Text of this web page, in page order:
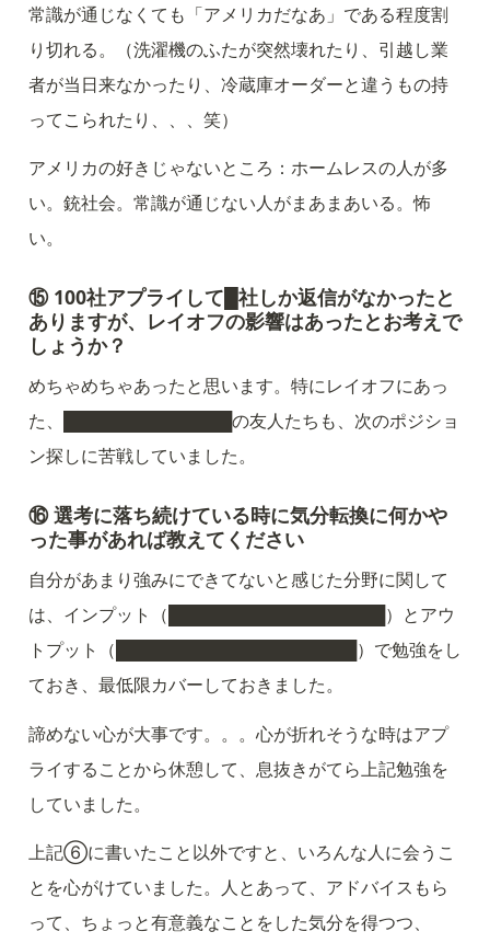
常識が通じなくても「アメリカだなあ」である程度割
り切れる。（洗濯機のふたが突然壊れたり、引越し業
者が当日来なかったり、冷蔵庫オーダーと違うもの持
ってこられたり、、、笑）
アメリカの好きじゃないところ：ホームレスの人が多
い。銃社会。常識が通じない人がまあまあいる。怖
い。
⑮ 100社アプライして█社しか返信がなかったと
ありますが、レイオフの影響はあったとお考えで
しょうか？
めちゃめちゃあったと思います。特にレイオフにあっ
た、██████████████の友人たちも、次のポジショ
ン探しに苦戦していました。
⑯ 選考に落ち続けている時に気分転換に何かや
った事があれば教えてください
自分があまり強みにできてないと感じた分野に関して
は、インプット（██████████████████）とアウ
トプット（████████████████████）で勉強をし
ておき、最低限カバーしておきました。
諦めない心が大事です。。。心が折れそうな時はアプ
ライすることから休憩して、息抜きがてら上記勉強を
していました。
上記⑥に書いたこと以外ですと、いろんな人に会うこ
とを心がけていました。人とあって、アドバイスもら
って、ちょっと有意義なことをした気分を得つつ、